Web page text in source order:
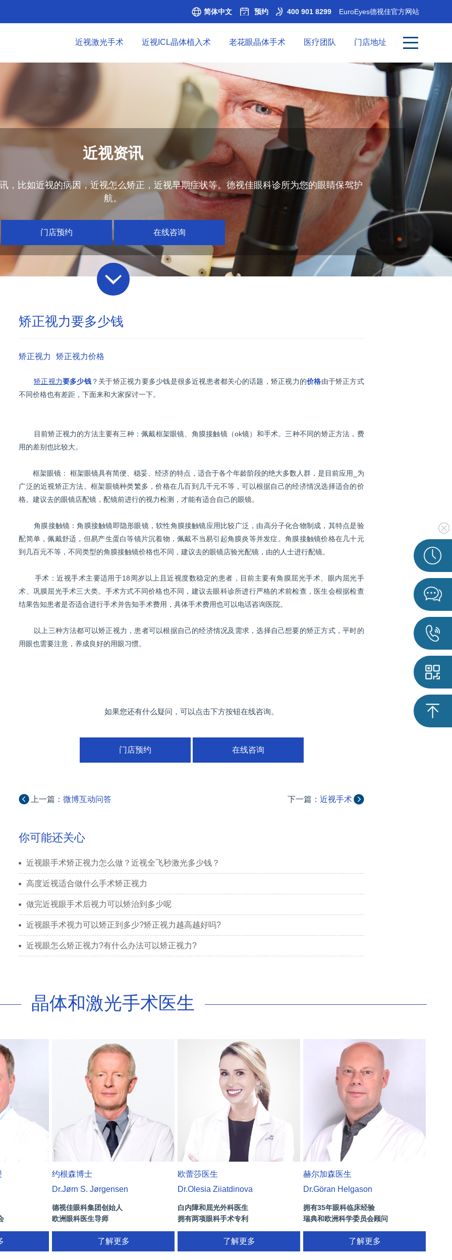
预约 400 901 8299 EuroEyes德视佳官方网站
简体中文
近视激光手术 近视ICL晶体植入术 老花眼晶体手术 医疗团队 门店地址
近视资讯
，比如近视的病因，近视怎么矫正，近视早期症状等。德视佳眼科诊所为您的眼睛保驾护
航。
门店预约 在线咨询
矫正视力要多少钱
矫正视力 矫正视力价格
矫正视力要多少钱？关于矫正视力要多少钱是很多近视患者都关心的话题，矫正视力的价格由于矫正方式
不同价格也有差距，下面来和大家探讨一下。
目前矫正视力的方法主要有三种：佩戴框架眼镜、角膜接触镜（ok镜）和手术。三种不同的矫正方法，费
用的差别也比较大。
框架眼镜： 框架眼镜具有简便、稳妥、经济的特点，适合于各个年龄阶段的绝大多数人群，是目前应用_为
广泛的近视矫正方法。框架眼镜种类繁多，价格在几百到几千元不等，可以根据自己的经济情况选择适合的价
格。建议去的眼镜店配镜，配镜前进行的视力检测，才能有适合自己的眼镜。
角膜接触镜：角膜接触镜即隐形眼镜，软性角膜接触镜应用比较广泛，由高分子化合物制成，其特点是验
配简单，佩戴舒适，但易产生蛋白等镜片沉着物，佩戴不当易引起角膜炎等并发症。角膜接触镜价格在几十元
到几百元不等，不同类型的角膜接触镜价格也不同，建议去的眼镜店验光配镜，由的人士进行配镜。
手术：近视手术主要适用于18周岁以上且近视度数稳定的患者，目前主要有角膜屈光手术、眼内屈光手
术、巩膜屈光手术三大类。手术方式不同价格也不同，建议去眼科诊所进行严格的术前检查，医生会根据检查
结果告知患者是否适合进行手术并告知手术费用，具体手术费用也可以电话咨询医院。
以上三种方法都可以矫正视力，患者可以根据自己的经济情况及需求，选择自己想要的矫正方式，平时的
用眼也需要注意，养成良好的用眼习惯。
如果您还有什么疑问，可以点击下方按钮在线咨询。
门店预约 在线咨询
上一篇：微博互动问答 下一篇： 近视手术
你可能还关心
近视眼手术矫正视力怎么做？近视全飞秒激光多少钱？
高度近视适合做什么手术矫正视力
做完近视眼手术后视力可以矫治到多少呢
近视眼手术视力可以矫正到多少?矫正视力越高越好吗?
近视眼怎么矫正视力?有什么办法可以矫正视力?
晶体和激光手术医生
/葡萄膜炎/斜
膜病
约根森博士
Dr.Jørn S. Jørgensen
德视佳眼科集团创始人
欧洲眼科医生导师
拥有35年眼科从业经历
了解更多
欧蕾莎医生
Dr.Olesia Ziiatdinova
白内障和屈光外科医生
拥有两项眼科手术专利
技术蔡司研讨会“优异演讲者”
了解更多
赫尔加森医生
Dr.Göran Helgason
拥有35年眼科临床经验
瑞典和欧洲科学委员会顾问
国际眼科组织的成员
多焦点晶体，ICL晶体植入(手术高度近
视)，激光和白内障手术的医生经验
了解更多